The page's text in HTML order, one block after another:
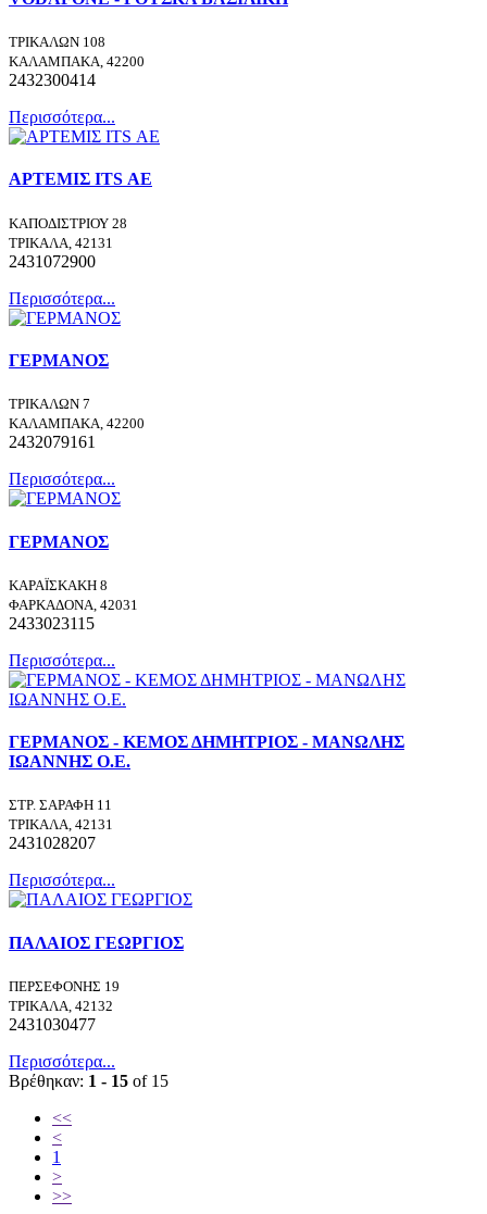
ΤΡΙΚΑΛΩΝ 108
ΚΑΛΑΜΠΑΚΑ, 42200
2432300414
Περισσότερα...
ΑΡΤΕΜΙΣ ITS ΑΕ
ΚΑΠΟΔΙΣΤΡΙΟΥ 28
ΤΡΙΚΑΛΑ, 42131
2431072900
Περισσότερα...
ΓΕΡΜΑΝΟΣ
ΤΡΙΚΑΛΩΝ 7
ΚΑΛΑΜΠΑΚΑ, 42200
2432079161
Περισσότερα...
ΓΕΡΜΑΝΟΣ
ΚΑΡΑΪΣΚΑΚΗ 8
ΦΑΡΚΑΔΟΝΑ, 42031
2433023115
Περισσότερα...
ΓΕΡΜΑΝΟΣ - ΚΕΜΟΣ ΔΗΜΗΤΡΙΟΣ - ΜΑΝΩΛΗΣ
ΙΩΑΝΝΗΣ Ο.Ε.
ΣΤΡ. ΣΑΡΑΦΗ 11
ΤΡΙΚΑΛΑ, 42131
2431028207
Περισσότερα...
ΠΑΛΑΙΟΣ ΓΕΩΡΓΙΟΣ
ΠΕΡΣΕΦΟΝΗΣ 19
ΤΡΙΚΑΛΑ, 42132
2431030477
Περισσότερα...
Βρέθηκαν: 1 - 15 of 15
<<
<
1
>
>>